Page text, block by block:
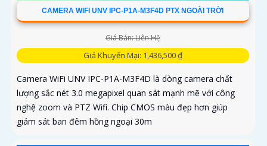
CAMERA WIFI UNV IPC-P1A-M3F4D PTX NGOÀI TRỜI
Giá Bán: Liên Hệ
Giá Khuyến Mại: 1,436,500 ₫
Camera WiFi UNV IPC-P1A-M3F4D là dòng camera chất
lượng sắc nét 3.0 megapixel quan sát mạnh mẽ với công
nghệ zoom và PTZ Wifi. Chip CMOS màu đẹp hơn giúp
giám sát ban đêm hồng ngoại 30m